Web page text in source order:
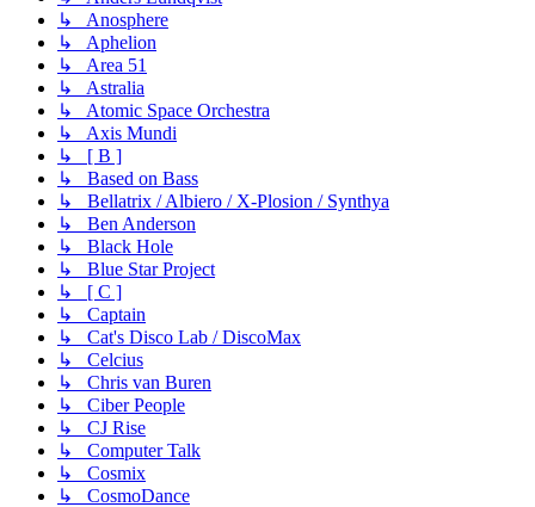
↳ Anosphere
↳ Aphelion
↳ Area 51
↳ Astralia
↳ Atomic Space Orchestra
↳ Axis Mundi
↳ [ B ]
↳ Based on Bass
↳ Bellatrix / Albiero / X-Plosion / Synthya
↳ Ben Anderson
↳ Black Hole
↳ Blue Star Project
↳ [ C ]
↳ Captain
↳ Cat's Disco Lab / DiscoMax
↳ Celcius
↳ Chris van Buren
↳ Ciber People
↳ CJ Rise
↳ Computer Talk
↳ Cosmix
↳ CosmoDance